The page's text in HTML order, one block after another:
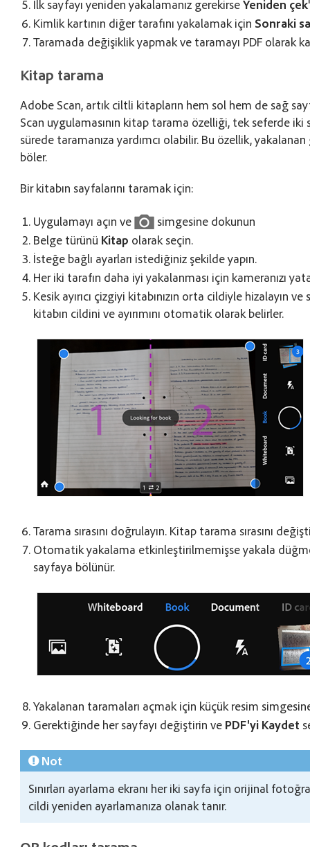
İlk sayfayı yeniden yakalamanız gerekirseYeniden çek
Kimlik kartının diğer tarafını yakalamak için Sonraki
Taramada değişiklik yapmak ve taramayı PDF olarak
Kitap tarama
Adobe Scan, artık ciltli kitapların hem sol hem de sağ
Scan uygulamasının kitap tarama özelliği, tek seferde iki
sürede taramanıza yardımcı olabilir. Bu özellik,
böler.
Bir kitabın sayfalarını taramak için:
Uygulamayı açın ve
simgesine dokunun
Belge türünü Kitap olarak seçin.
İsteğe bağlı ayarları istediğiniz şekilde yapın.
Her iki tarafın daha iyi yakalanması için kameranızı
Kesik ayırıcı çizgiyi kitabınızın orta cildiyle hizalayın ve
kitabın cildini ve ayırımını otomatik olarak belirler.
Tarama sırasını doğrulayın. Kitap tarama sırasını
Otomatik yakalama etkinleştirilmemişse yakala
sayfaya bölünür.
Yakalanan taramaları açmak için küçük resim
Gerektiğinde her sayfayı değiştirin ve PDF'yi Kaydet
Not
Sınırları ayarlama ekranı her iki sayfa için orijinal
cildi yeniden ayarlamanıza olanak tanır.